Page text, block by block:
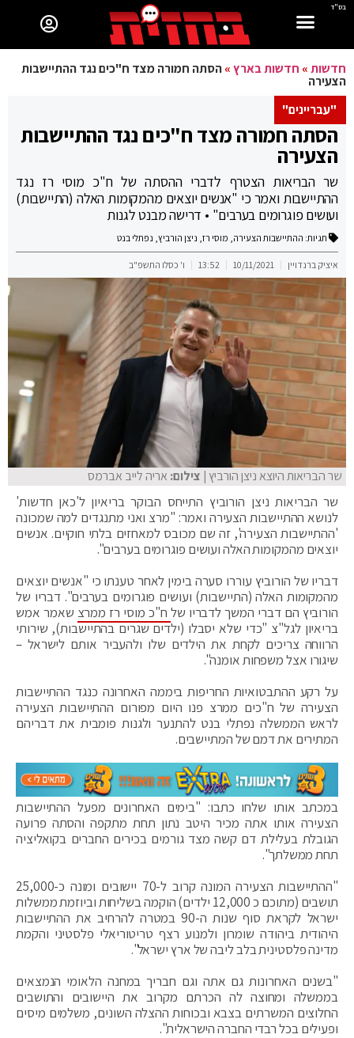
בס"ד
חדשות» חדשות בארץ»הסתה חמורה מצד ח"כים נגד ההתיישבות
הצעירה
"עבריינים"
הסתה חמורה מצד ח"כים נגד ההתיישבות
הצעירה
שר הבריאות הצטרף לדברי ההסתה של ח"כ מוסי רז נגד
ההתיישבות ואמר כי "אנשים יוצאים מהמקומות האלה (התיישבות)
ועושים פוגרומים בערבים" • דרישה מבנט לגנות
תגיות: ההתיישבות הצעירה, מוסי רז, ניצן הורביץ, נפתלי בנט
איציק ברנדויין 10/11/2021
13:52 ו' כסלו התשפ"ב
שר הבריאות היוצא ניצן הורביץ | צילום: אריה לייב אברמס
שר הבריאות ניצן הורוביץ התייחס הבוקר בריאיון ל'כאן חדשות'
לנושא ההתיישבות הצעירה ואמר: "מרצ ואני מתנגדים למה שמכונה
'ההתיישבות הצעירה', זה שם מכובס למאחזים בלתי חוקיים. אנשים
יוצאים מהמקומות האלה ועושים פוגרומים בערבים".
דבריו של הורוביץ עוררו סערה בימין לאחר טענתו כי "אנשים יוצאים
מהמקומות האלה (התיישבות) ועושים פוגרומים בערבים". דבריו של
הורוביץ הם דברי המשך לדבריו של ח"כ מוסי רז ממרצ שאמר אמש
בריאיון לגל"צ "כדי שלא יסבלו (ילדים שגרים בהתיישבות), שירותי
הרווחה צריכים לקחת את הילדים שלו ולהעביר אותם לישראל –
שיגורו אצל משפחות אומנה".
על רקע ההתבטואיות החריפות ביממה האחרונה כנגד ההתיישבות
הצעירה של ח"כים ממרצ פנו היום מפורום ההתיישבות הצעירה
לראש הממשלה נפתלי בנט להתנער ולגנות פומבית את דבריהם
המתירים את דמם של המתיישבים.
במכתב אותו שלחו כתבו: "בימים האחרונים מפעל ההתיישבות
הצעירה אותו אתה מכיר היטב נתון תחת מתקפה והסתה פרועה
הגובלת בעלילת דם קשה מצד גורמים בכירים החברים בקואליציה
תחת ממשלתך".
"ההתיישבות הצעירה המונה קרוב ל-70 יישובים ומונה כ-25,000
תושבים (מתוכם כ 12,000 ילדים) הוקמה בשליחות וביוזמת ממשלות
ישראל לקראת סוף שנות ה-90 במטרה להרחיב את ההתיישבות
היהודית ביהודה שומרון ולמנוע רצף טריטוריאלי פלסטיני והקמת
מדינה פלסטינית בלב ליבה של ארץ ישראל".
"בשנים האחרונות גם אתה וגם חבריך במחנה הלאומי הנמצאים
בממשלה ומחוצה לה הכרתם מקרוב את היישובים והתושבים
החלוצים המשרתים בצבא ובכוחות ההצלה השונים, משלמים מיסים
ופעילים בכל רבדי החברה הישראלית".